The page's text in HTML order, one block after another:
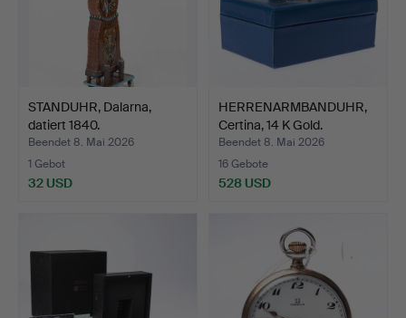
STANDUHR, Dalarna,
datiert 1840.
Beendet 8. Mai 2026
1 Gebot
32 USD
HERRENARMBANDUHR,
Certina, 14 K Gold.
Beendet 8. Mai 2026
16 Gebote
528 USD